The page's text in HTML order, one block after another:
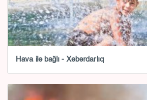
Hava ilə bağlı - Xəbərdarlıq